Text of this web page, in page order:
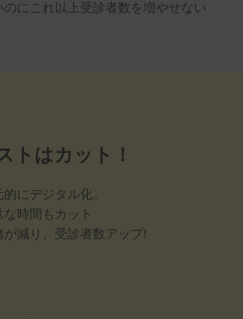
にこれ以上受診者数を増やせない
トはカット！
にデジタル化。
時間もカット
が減り、受診者数アップ!